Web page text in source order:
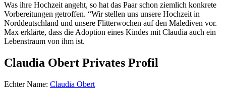
Was ihre Hochzeit angeht, so hat das Paar schon ziemlich konkrete
Vorbereitungen getroffen. “Wir stellen uns unsere Hochzeit in
Norddeutschland und unsere Flitterwochen auf den Malediven vor.
Max erklärte, dass die Adoption eines Kindes mit Claudia auch ein
Lebenstraum von ihm ist.
Claudia Obert Privates Profil
Echter Name: Claudia Obert